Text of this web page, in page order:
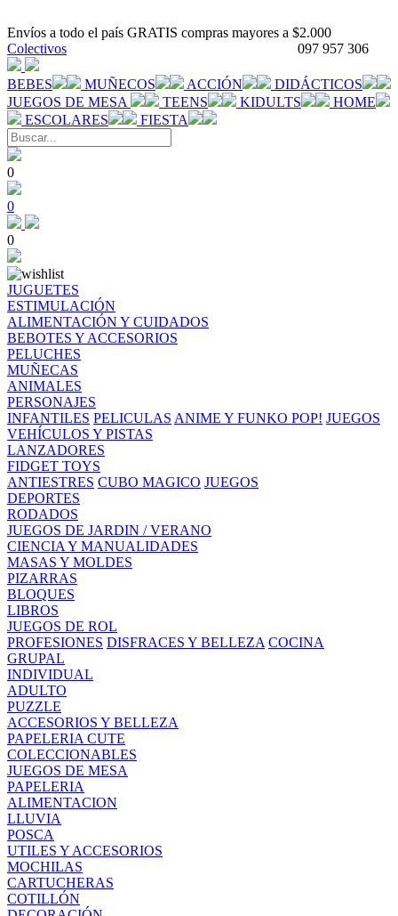
Envíos a todo el país GRATIS compras mayores a $2.000
097 957 306
Colectivos
BEBES MUÑECOS ACCIÓN
DIDÁCTICOS
JUEGOS DE MESA
TEENS KIDULTS
HOME
ESCOLARES
FIESTA
0
0
0
JUGUETES
ESTIMULACIÓN
ALIMENTACIÓN Y CUIDADOS
BEBOTES Y ACCESORIOS
PELUCHES
MUÑECAS
ANIMALES
PERSONAJES
INFANTILES PELICULAS ANIME Y FUNKO POP! JUEGOS
VEHÍCULOS Y PISTAS
LANZADORES
FIDGET TOYS
ANTIESTRES CUBO MAGICO JUEGOS
DEPORTES
RODADOS
JUEGOS DE JARDIN / VERANO
CIENCIA Y MANUALIDADES
MASAS Y MOLDES
PIZARRAS
BLOQUES
LIBROS
JUEGOS DE ROL
PROFESIONES DISFRACES Y BELLEZA COCINA
GRUPAL
INDIVIDUAL
ADULTO
PUZZLE
ACCESORIOS Y BELLEZA
PAPELERIA CUTE
COLECCIONABLES
JUEGOS DE MESA
PAPELERIA
ALIMENTACION
LLUVIA
POSCA
UTILES Y ACCESORIOS
MOCHILAS
CARTUCHERAS
COTILLÓN